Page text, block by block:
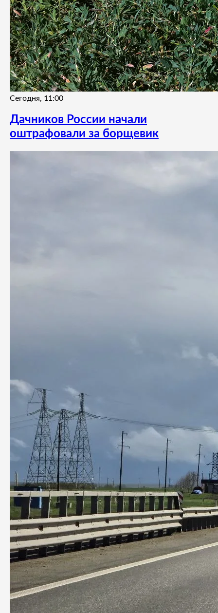
Сегодня, 11:00
Дачников России начали
оштрафовали за борщевик